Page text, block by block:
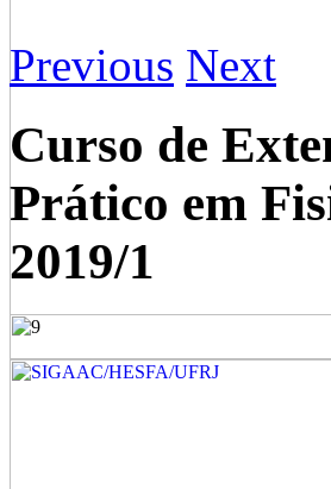
Previous Next
Curso de
Prático em
2019/1